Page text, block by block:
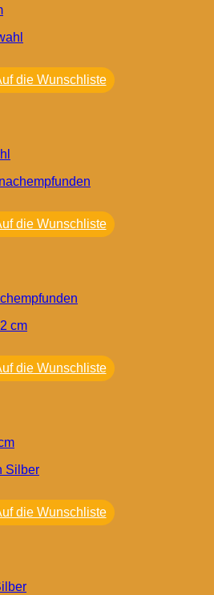
die Wunschliste
die Wunschliste
die Wunschliste
die Wunschliste